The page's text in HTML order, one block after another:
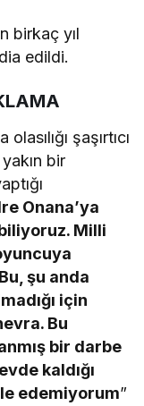
birkaç yıl
edildi.
şaşırtıcı
bir
Onana’ya
biliyoruz. Milli
şu anda
için
Bu
bir darbe
kaldığı
edemiyorum”